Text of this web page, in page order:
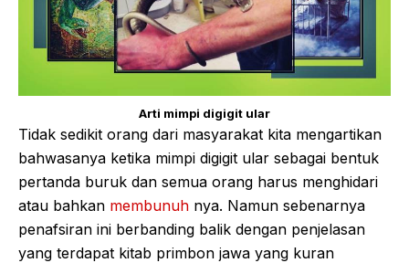
Arti mimpi digigit ular
Tidak sedikit orang dari masyarakat kita mengartikan
bahwasanya ketika mimpi digigit ular sebagai bentuk
pertanda buruk dan semua orang harus menghidari
atau bahkan membunuh nya. Namun sebenarnya
penafsiran ini berbanding balik dengan penjelasan
yang terdapat kitab primbon jawa yang kuran